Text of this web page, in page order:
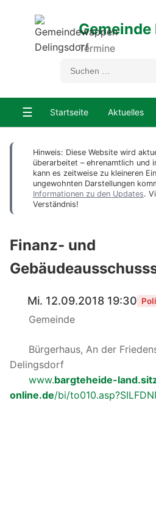
Termine
☰ Startseite Aktuelles
Hinweis: Diese Website wird
überarbeitet – ehrenamtlich und
kann es zeitweise zu kleineren
ungewohnten Darstellungen
Informationen zu den Updates.
Verständnis!
Finanz- und
Mi. 12.09.2018 19:30
Gemeinde
Bürgerhaus, An der
Delingsdorf
www.bargteheide-
online.de/bi/